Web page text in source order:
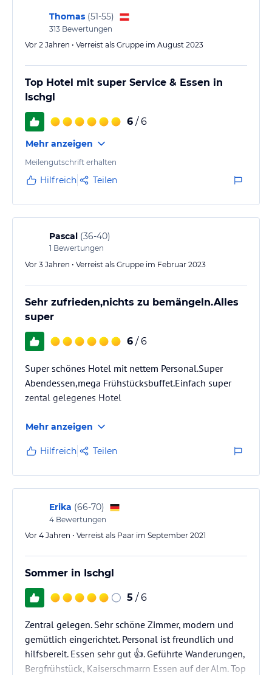
Thomas (51-55)
313 Bewertungen
Vor 2 Jahren • Verreist als Gruppe im August 2023
Top Hotel mit super Service & Essen in
Ischgl
6 / 6
Mehr anzeigen
Meilengutschrift erhalten
Hilfreich Teilen
Pascal (36-40)
1 Bewertungen
Vor 3 Jahren • Verreist als Gruppe im Februar 2023
Sehr zufrieden,nichts zu bemängeln.Alles
super
6 / 6
Super schönes Hotel mit nettem Personal.Super
Abendessen,mega Frühstücksbuffet.Einfach super
zental gelegenes Hotel
Mehr anzeigen
Hilfreich Teilen
Erika (66-70)
4 Bewertungen
Vor 4 Jahren • Verreist als Paar im September 2021
Sommer in Ischgl
5 / 6
Zentral gelegen. Sehr schöne Zimmer, modern und
gemütlich eingerichtet. Personal ist freundlich und
hilfsbereit. Essen sehr gut 👍. Geführte Wanderungen,
Bergfrühstück, Kaiserschmarrn Essen auf der Alm. Top